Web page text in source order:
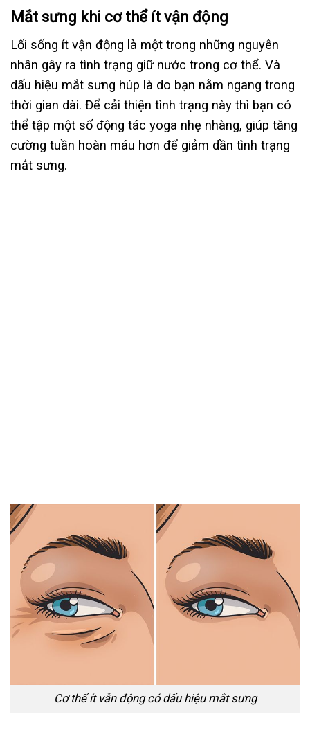
Mắt sưng khi cơ thể ít vận động
Lối sống ít vận động là một trong những nguyên
nhân gây ra tình trạng giữ nước trong cơ thể. Và
dấu hiệu mắt sưng húp là do bạn nằm ngang trong
thời gian dài. Để cải thiện tình trạng này thì bạn có
thể tập một số động tác yoga nhẹ nhàng, giúp tăng
cường tuần hoàn máu hơn để giảm dần tình trạng
mắt sưng.
Cơ thể ít vẫn động có dấu hiệu mắt sưng